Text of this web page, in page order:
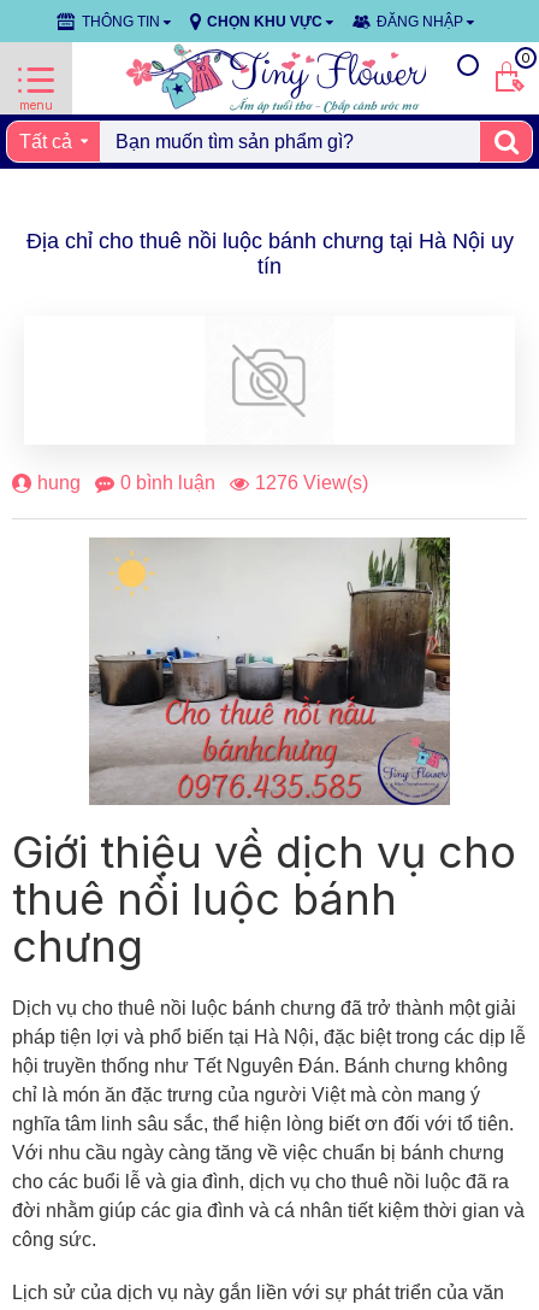
THÔNG TIN CHỌN KHU VỰC ĐĂNG NHẬP
0
Tất cả
Địa chỉ cho thuê nồi luộc bánh chưng tại Hà Nội uy
tín
hung 0 bình luận 1276 View(s)
Giới thiệu về dịch vụ cho
thuê nồi luộc bánh
chưng
Dịch vụ cho thuê nồi luộc bánh chưng đã trở thành một giải
pháp tiện lợi và phổ biến tại Hà Nội, đặc biệt trong các dịp lễ
hội truyền thống như Tết Nguyên Đán. Bánh chưng không
chỉ là món ăn đặc trưng của người Việt mà còn mang ý
nghĩa tâm linh sâu sắc, thể hiện lòng biết ơn đối với tổ tiên.
Với nhu cầu ngày càng tăng về việc chuẩn bị bánh chưng
cho các buổi lễ và gia đình, dịch vụ cho thuê nồi luộc đã ra
đời nhằm giúp các gia đình và cá nhân tiết kiệm thời gian và
công sức.
Lịch sử của dịch vụ này gắn liền với sự phát triển của văn